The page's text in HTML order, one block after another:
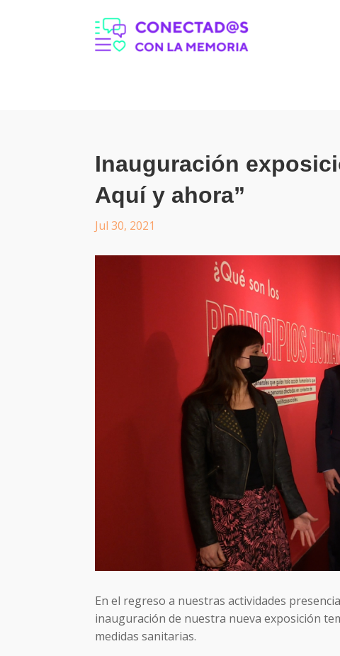
Inauguración
Aquí y ahora”
Jul 30, 2021
En el regreso a nuestras actividades
inauguración de nuestra nueva exposición
medidas sanitarias.